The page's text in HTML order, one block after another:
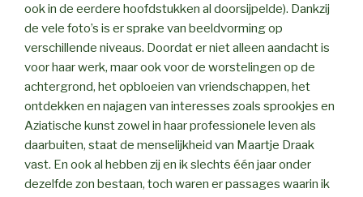
ook in de eerdere hoofdstukken al doorsijpelde). Dankzij
de vele foto’s is er sprake van beeldvorming op
verschillende niveaus. Doordat er niet alleen aandacht is
voor haar werk, maar ook voor de worstelingen op de
achtergrond, het opbloeien van vriendschappen, het
ontdekken en najagen van interesses zoals sprookjes en
Aziatische kunst zowel in haar professionele leven als
daarbuiten, staat de menselijkheid van Maartje Draak
vast. En ook al hebben zij en ik slechts één jaar onder
dezelfde zon bestaan, toch waren er passages waarin ik